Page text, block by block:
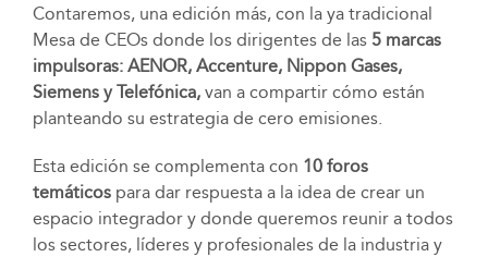
Contaremos, una edición más, con la ya tradicional
Mesa de CEOs donde los dirigentes de las 5 marcas
impulsoras: AENOR, Accenture, Nippon Gases,
Siemens y Telefónica,van a compartir cómo están
planteando su estrategia de cero emisiones.
Esta edición se complementa con 10 foros
temáticospara dar respuesta a la idea de crear un
espacio integrador y donde queremos reunir a todos
los sectores, líderes y profesionales de la industria y